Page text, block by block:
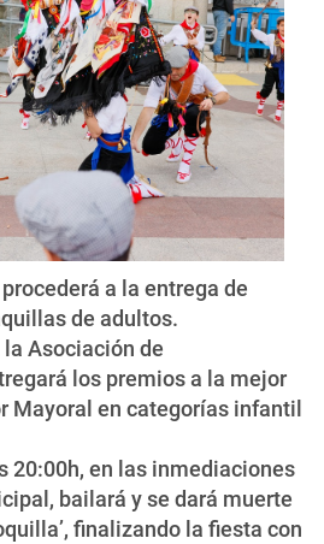
a la entrega de
de adultos.
Asociación de
los premios a la mejor
Mayoral en categorías infantil
20:00h, en las inmediaciones
bailará y se dará muerte
finalizando la fiesta con